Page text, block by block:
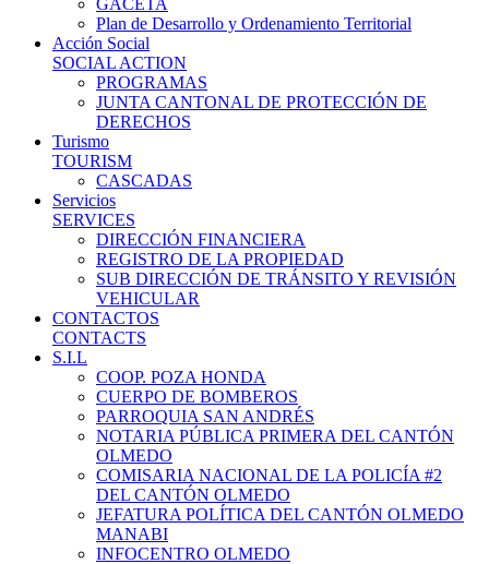
GACETA
Plan de Desarrollo y Ordenamiento Territorial
Acción Social
SOCIAL ACTION
PROGRAMAS
JUNTA CANTONAL DE PROTECCIÓN DE
DERECHOS
Turismo
TOURISM
CASCADAS
Servicios
SERVICES
DIRECCIÓN FINANCIERA
REGISTRO DE LA PROPIEDAD
SUB DIRECCIÓN DE TRÁNSITO Y REVISIÓN
VEHICULAR
CONTACTOS
CONTACTS
S.I.L
COOP. POZA HONDA
CUERPO DE BOMBEROS
PARROQUIA SAN ANDRÉS
NOTARIA PÚBLICA PRIMERA DEL CANTÓN
OLMEDO
COMISARIA NACIONAL DE LA POLICÍA #2
DEL CANTÓN OLMEDO
JEFATURA POLÍTICA DEL CANTÓN OLMEDO
MANABI
INFOCENTRO OLMEDO